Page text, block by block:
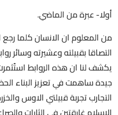
أولا- عبرة من الماضي.
من المعلوم ان الانسان كلما رجع
التصاقا بقبيلته وعشيرته وسائر
يكشف لنا ان هذه الروابط
جيدة ساهمت في تعزيز البناء
التجارب تجربة قبيلتي الاوس